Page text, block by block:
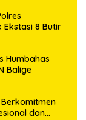
Ekstasi 8 Butir
Humbahas
Balige
Berkomitmen
dan